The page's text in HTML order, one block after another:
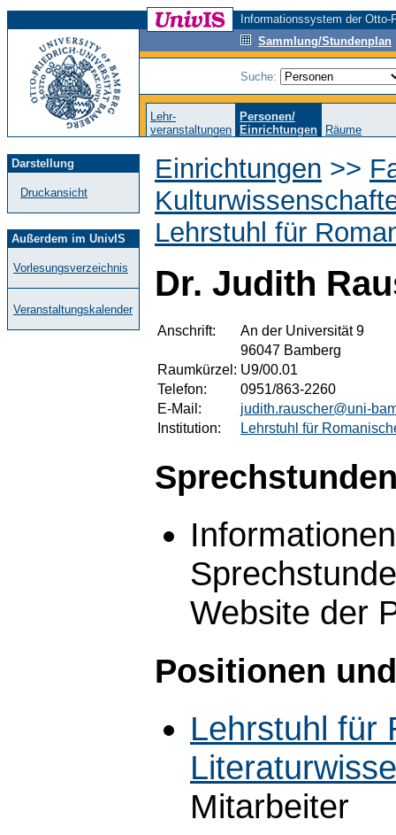
Informationssystem der
Sammlung/Stundenplan
Suche:
Lehr-
veranstaltungen
Personen/
Einrichtungen
Räume
Darstellung
Druckansicht
Außerdem im UnivIS
Vorlesungsverzeichnis
Veranstaltungskalender
Einrichtungen >>
Lehrstuhl für
Dr. Judith
Anschrift:
An der Universität 9
96047 Bamberg
Raumkürzel: U9/00.01
Telefon:
0951/863-2260
E-Mail:
judith.rauscher@uni-
Institution:
Lehrstuhl für
Website der
Positionen
Lehrstuhl für
Mitarbeiter